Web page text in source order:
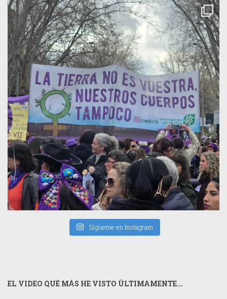
Sígueme en Instagram
EL VIDEO QUÉ MÁS HE VISTO ÚLTIMAMENTE...